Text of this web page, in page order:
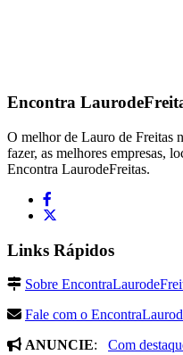
Encontra
O melhor de Lauro de Freitas
fazer, as melhores empresas,
Encontra LaurodeFreitas.
Links Rápidos
Sobre
Fale com o
ANUNCIE: Com